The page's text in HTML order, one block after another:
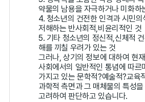
약물의 남용을 자극하거나 미화하
4. 청소년의 건전한 인격과 시민의
저해하는 반사회적,비윤리적인 것
5. 기타 청소년의 정신적,신체적
해를 끼칠 우려가 있는 것
그러나, 상기의 정보에 대하여 현
사회에서의 일반적인 통념에 따르
가지고 있는 문학적?예술적?교육
과학적 측면과 그 매체물의 특성을
고려하여 판단하고 있습니다.